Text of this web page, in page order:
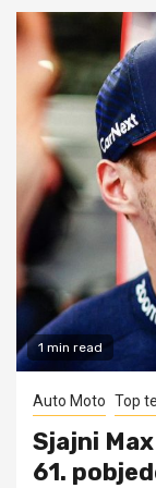
1 min read
Auto Moto Top
Sjajni
61.